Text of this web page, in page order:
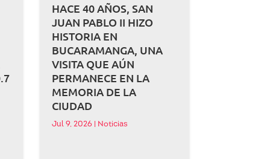
HACE 40 AÑOS, SAN
JUAN PABLO II HIZO
HISTORIA EN
BUCARAMANGA, UNA
VISITA QUE AÚN
PERMANECE EN LA
MEMORIA DE LA
CIUDAD
Jul 9, 2026 Noticias